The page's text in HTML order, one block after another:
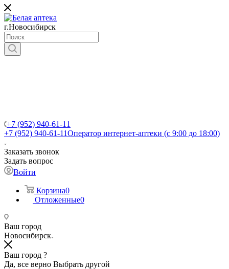
г.Новосибирск
+7 (952) 940-61-11
+7 (952) 940-61-11Оператор интернет-аптеки (с 9:00 до 18:00)
Заказать звонок
Задать вопрос
Войти
Корзина0
Отложенные0
Ваш город
Новосибирск
Ваш город ?
Да, все верно Выбрать другой